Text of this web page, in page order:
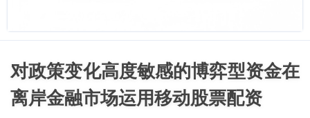
对政策变化高度敏感的博弈型资金在
离岸金融市场运用移动股票配资